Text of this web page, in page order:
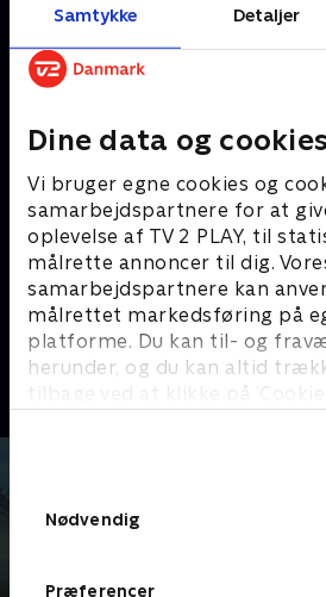
Samtykke Detaljer
Dine data og cookies
Vi bruger egne cookies og
samarbejdspartnere for at
oplevelse af TV 2 PLAY, til
målrette annoncer til dig.
samarbejdspartnere kan
målrettet markedsføring på
platforme. Du kan til- og
herunder, og du kan altid
tilbage ved at klikke på
Nødvendig
Præferencer
7. maj
Andre så også
Tirsdagstrænerne
Fodbold